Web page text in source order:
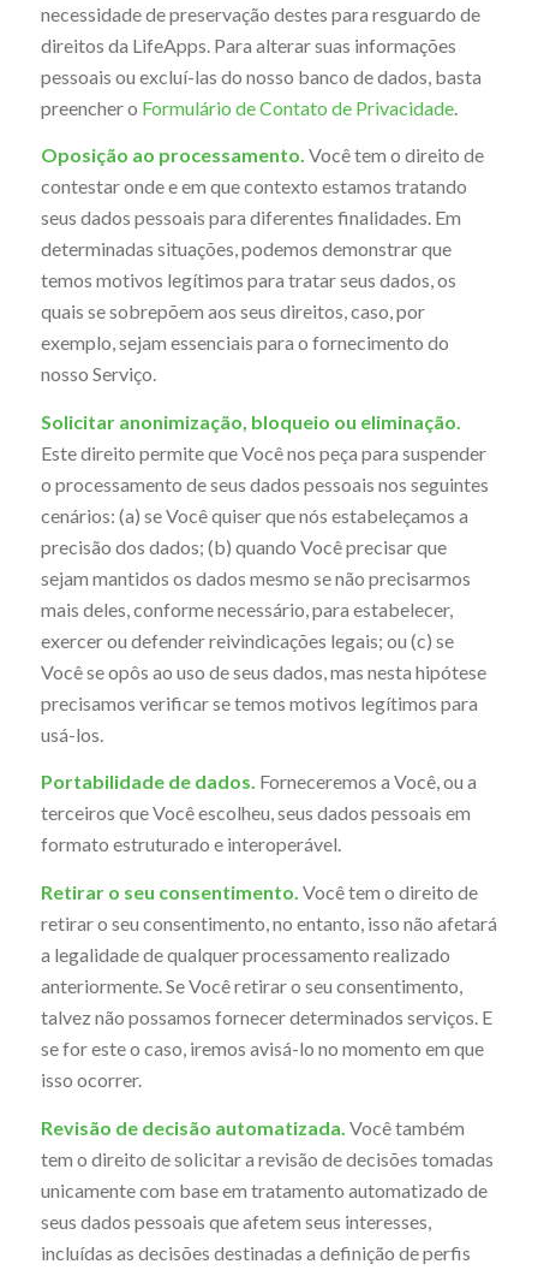
necessidade de preservação destes para resguardo de
direitos da LifeApps. Para alterar suas informações
pessoais ou excluí-las do nosso banco de dados, basta
preencher o Formulário de Contato de Privacidade.
Oposição ao processamento. Você tem o direito de
contestar onde e em que contexto estamos tratando
seus dados pessoais para diferentes finalidades. Em
determinadas situações, podemos demonstrar que
temos motivos legítimos para tratar seus dados, os
quais se sobrepõem aos seus direitos, caso, por
exemplo, sejam essenciais para o fornecimento do
nosso Serviço.
Solicitar anonimização, bloqueio ou eliminação.
Este direito permite que Você nos peça para suspender
o processamento de seus dados pessoais nos seguintes
cenários: (a) se Você quiser que nós estabeleçamos a
precisão dos dados; (b) quando Você precisar que
sejam mantidos os dados mesmo se não precisarmos
mais deles, conforme necessário, para estabelecer,
exercer ou defender reivindicações legais; ou (c) se
Você se opôs ao uso de seus dados, mas nesta hipótese
precisamos verificar se temos motivos legítimos para
usá-los.
Portabilidade de dados. Forneceremos a Você, ou a
terceiros que Você escolheu, seus dados pessoais em
formato estruturado e interoperável.
Retirar o seu consentimento. Você tem o direito de
retirar o seu consentimento, no entanto, isso não afetará
a legalidade de qualquer processamento realizado
anteriormente. Se Você retirar o seu consentimento,
talvez não possamos fornecer determinados serviços. E
se for este o caso, iremos avisá-lo no momento em que
isso ocorrer.
Revisão de decisão automatizada. Você também
tem o direito de solicitar a revisão de decisões tomadas
unicamente com base em tratamento automatizado de
seus dados pessoais que afetem seus interesses,
incluídas as decisões destinadas a definição de perfis